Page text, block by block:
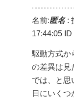
名前:匿名:
17:44:05
駆動方式か
の差異は見
では、と思
日にいく